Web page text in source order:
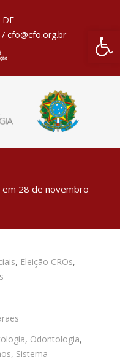
Barra
DF
cfo@cfo.org.br
28 de novembro
, Eleição CROs,
, Odontologia,
, Sistema